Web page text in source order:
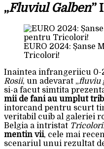
„Fluviul Galben”
EURO 2024: Șanse
Tricolori!
Inaintea infrangeriicu 0-
Rosii, un adevarat „fluviu
si-a facut simtita
mii de fani au umplut
intorcand pentru scurt
veritabil cuib al galeriei
Belgia a intristat
mentin vii, cele mai
scenariul unui rezultat